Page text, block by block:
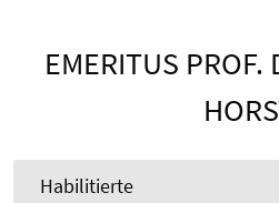
EMERITUS PROF.
Habilitierte